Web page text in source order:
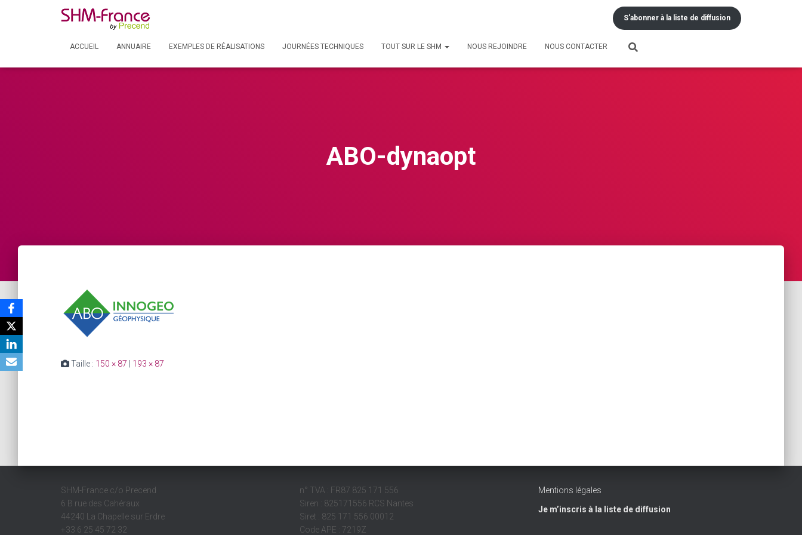
S'abonner à la liste de diffusion
ACCUEIL ANNUAIRE EXEMPLES DE RÉALISATIONS JOURNÉES TECHNIQUES TOUT SUR LE SHM NOUS REJOINDRE NOUS CONTACTER
ABO-dynaopt
Taille : 150 × 87 193 × 87
SHM-France c/o Precend
6 B rue des Cahéraux
44240 La Chapelle sur Erdre
+33 6 25 45 72 32
n° TVA : FR87 825 171 556
Siren : 825171556 RCS Nantes
Siret : 825 171 556 00012
Code APE : 7219Z
Mentions légales
Je m’inscris à la liste de diffusion